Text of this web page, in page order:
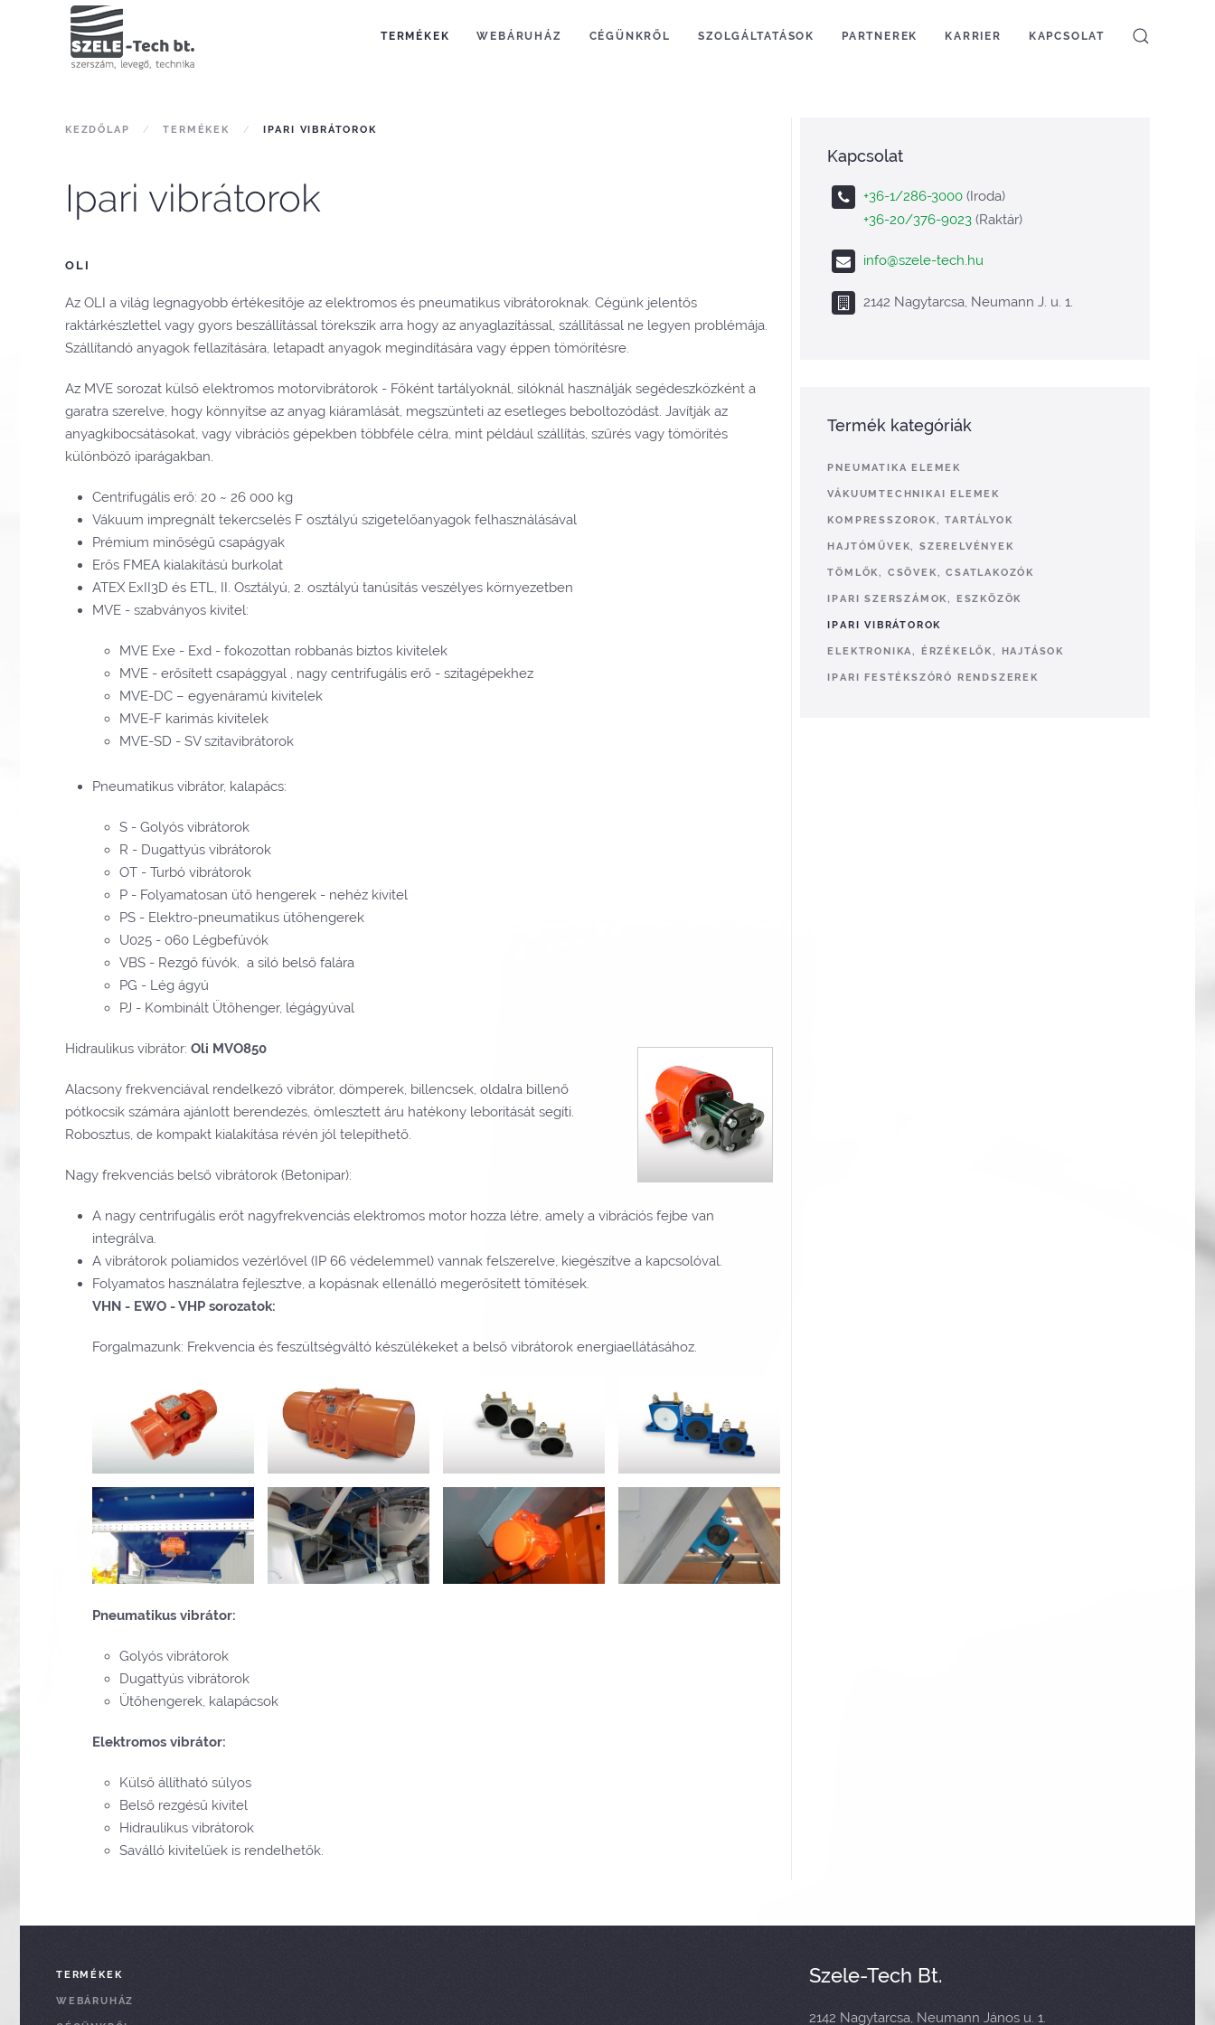
TERMÉKEK WEBÁRUHÁZ CÉGÜNKRŐL SZOLGÁLTATÁSOK PARTNEREK KARRIER KAPCSOLAT
KEZDŐLAP TERMÉKEK IPARI VIBRÁTOROK
Ipari vibrátorok
OLI
Az OLI a világ legnagyobb értékesítője az elektromos és pneumatikus vibrátoroknak. Cégünk jelentős
raktárkészlettel vagy gyors beszállítással törekszik arra hogy az anyaglazítással, szállítással ne legyen problémája.
Szállítandó anyagok fellazítására, letapadt anyagok megindítására vagy éppen tömörítésre.
Az MVE sorozat külső elektromos motorvibrátorok - Főként tartályoknál, silóknál használják segédeszközként a
garatra szerelve, hogy könnyítse az anyag kiáramlását, megszünteti az esetleges beboltozódást. Javítják az
anyagkibocsátásokat, vagy vibrációs gépekben többféle célra, mint például szállítás, szűrés vagy tömörítés
különböző iparágakban.
Centrifugális erő: 20 ~ 26 000 kg
Vákuum impregnált tekercselés F osztályú szigetelőanyagok felhasználásával
Prémium minőségű csapágyak
Erős FMEA kialakítású burkolat
ATEX ExII3D és ETL, II. Osztályú, 2. osztályú tanúsítás veszélyes környezetben
MVE - szabványos kivitel:
MVE Exe - Exd - fokozottan robbanás biztos kivitelek
MVE - erősített csapággyal , nagy centrifugális erő - szitagépekhez
MVE-DC – egyenáramú kivitelek
MVE-F karimás kivitelek
MVE-SD - SV szitavibrátorok
Pneumatikus vibrátor, kalapács:
S - Golyós vibrátorok
R - Dugattyús vibrátorok
OT - Turbó vibrátorok
P - Folyamatosan ütő hengerek - nehéz kivitel
PS - Elektro-pneumatikus ütőhengerek
U025 - 060 Légbefúvók
VBS - Rezgő fúvók, a siló belső falára
PG - Lég ágyú
PJ - Kombinált Ütőhenger, légágyúval
Hidraulikus vibrátor: Oli MVO850
Alacsony frekvenciával rendelkező vibrátor, dömperek, billencsek, oldalra billenő
pótkocsik számára ajánlott berendezés, ömlesztett áru hatékony leboritását segíti.
Robosztus, de kompakt kialakítása révén jól telepíthető.
Nagy frekvenciás belső vibrátorok (Betonipar):
A nagy centrifugális erőt nagyfrekvenciás elektromos motor hozza létre, amely a vibrációs fejbe van
integrálva.
A vibrátorok poliamidos vezérlővel (IP 66 védelemmel) vannak felszerelve, kiegészítve a kapcsolóval.
Folyamatos használatra fejlesztve, a kopásnak ellenálló megerősített tömítések.
VHN - EWO - VHP sorozatok:
Forgalmazunk: Frekvencia és feszültségváltó készülékeket a belső vibrátorok energiaellátásához.
Pneumatikus vibrátor:
Golyós vibrátorok
Dugattyús vibrátorok
Ütőhengerek, kalapácsok
Elektromos vibrátor:
Külső állítható súlyos
Belső rezgésű kivitel
Hidraulikus vibrátorok
Saválló kivitelűek is rendelhetők.
Kapcsolat
+36-1/286-3000 (Iroda)
+36-20/376-9023 (Raktár)
info@szele-tech.hu
2142 Nagytarcsa, Neumann J. u. 1.
Termék kategóriák
PNEUMATIKA ELEMEK
VÁKUUMTECHNIKAI ELEMEK
KOMPRESSZOROK, TARTÁLYOK
HAJTÓMŰVEK, SZERELVÉNYEK
TÖMLŐK, CSÖVEK, CSATLAKOZÓK
IPARI SZERSZÁMOK, ESZKÖZÖK
IPARI VIBRÁTOROK
ELEKTRONIKA, ÉRZÉKELŐK, HAJTÁSOK
IPARI FESTÉKSZÓRÓ RENDSZEREK
TERMÉKEK
WEBÁRUHÁZ
Szele-Tech Bt.
2142 Nagytarcsa, Neumann János u. 1.